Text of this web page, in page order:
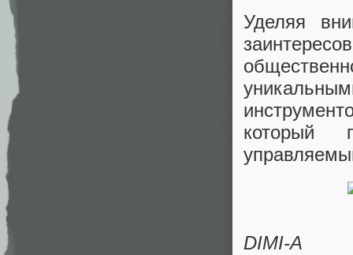
Уделяя
который
DIMI-A